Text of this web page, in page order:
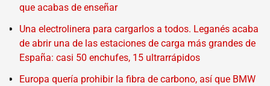
que acabas de enseñar
Una electrolinera para cargarlos a todos. Leganés acaba
de abrir una de las estaciones de carga más grandes de
España: casi 50 enchufes, 15 ultrarrápidos
Europa quería prohibir la fibra de carbono, así que BMW